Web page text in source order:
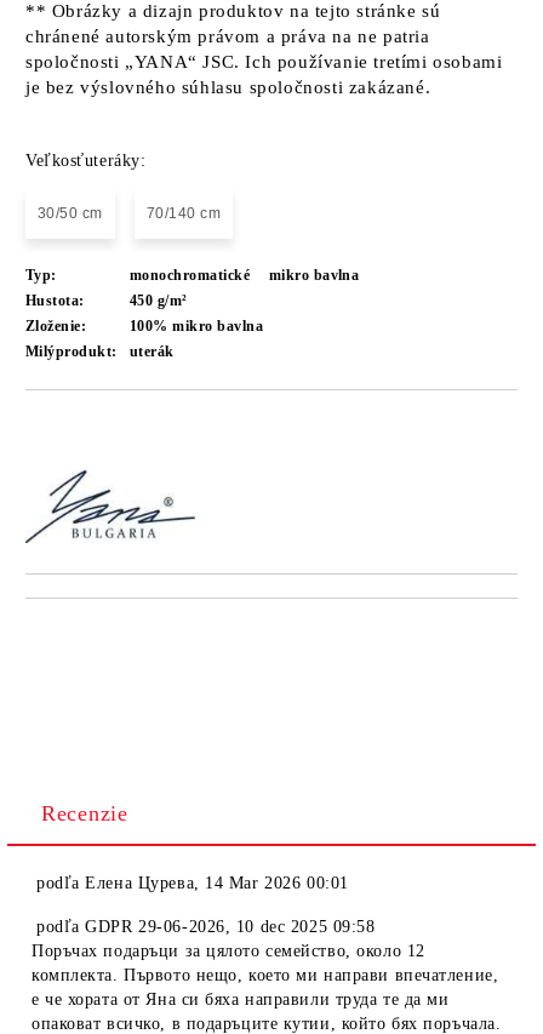
** Obrázky a dizajn produktov na tejto stránke sú
chránené autorským právom a práva na ne patria
spoločnosti „YANA“ JSC. Ich používanie tretími osobami
je bez výslovného súhlasu spoločnosti zakázané.
Veľkosťuteráky:
30/50 cm 70/140 cm
Typ: monochromatické
mikro bavlna
Hustota:
450 g/m²
Zloženie:
100% mikro bavlna
Milýprodukt:
uterák
Recenzie
podľaЕлена Цурева, 14 Mar 2026 00:01
podľaGDPR 29-06-2026, 10 dec 2025 09:58
Поръчах подаръци за цялото семейство, около 12
комплекта. Първото нещо, което ми направи впечатление,
е че хората от Яна си бяха направили труда те да ми
опаковат всичко, в подаръците кутии, който бях поръчала.